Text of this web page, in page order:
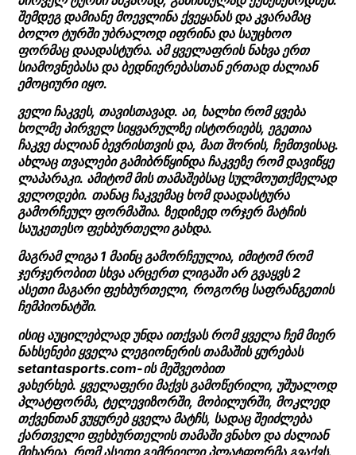
შემდეგ დამიანე მოევლინა ქვეყანას და კვარამაც
ბოლო ტურში უბრალოდ იფრინა და საუცხოო
ფორმაც დაადასტურა. ამ ყველაფრის ნახვა ერთ
სიამოვნებასა და ბედნიერებასთან ერთად ძალიან
ემოციური იყო.
ველი ჩაკვეს, თავისთავად. აი, ხალხი რომ ყვება
ხოლმე პირველ სიყვარულზე ისტორიებს, ეგეთია
ჩაკვე ძალიან ბევრისთვის და, მათ შორის, ჩემთვისაც.
ახლაც თვალები გამიბრწყინდა ჩაკვეზე რომ დავიწყე
ლაპარაკი. ამიტომ მის თამაშებსაც სულმოუთქმელად
ველოდები. თანაც ჩაკვემაც ხომ დაადასტურა
გამორჩეულ ფორმაშია. ზედიზედ ორჯერ მატჩის
საუკეთესო ფეხბურთელი გახდა.
მაგრამ ლიგა 1 მაინც გამორჩეულია, იმიტომ რომ
ჯერჯერობით სხვა არცერთ ლიგაში არ გვაყვს 2
ასეთი მაგარი ფეხბურთელი, როგორც საფრანგეთის
ჩემპიონატში.
ისიც აუცილებლად უნდა ითქვას რომ ყველა ჩემ მიერ
ნახსენები ყველა ლეგიონერის თამაშის ყურებას
setantasports.com-ის მეშვეობით
ვახერხებ. ყველაფერი მაქვს გამოწერილი, უშუალოდ
პლატფორმა, ტელევიზორში, მობილურში, მოკლედ
თქვენთან ვუყურებ ყველა მატჩს, სადაც შეიძლება
ქართველი ფეხბურთელის თამაში ვნახო და ძალიან
მიხარია, რომ ასეთი გემრიელი პლატფორმა გვაქვს.